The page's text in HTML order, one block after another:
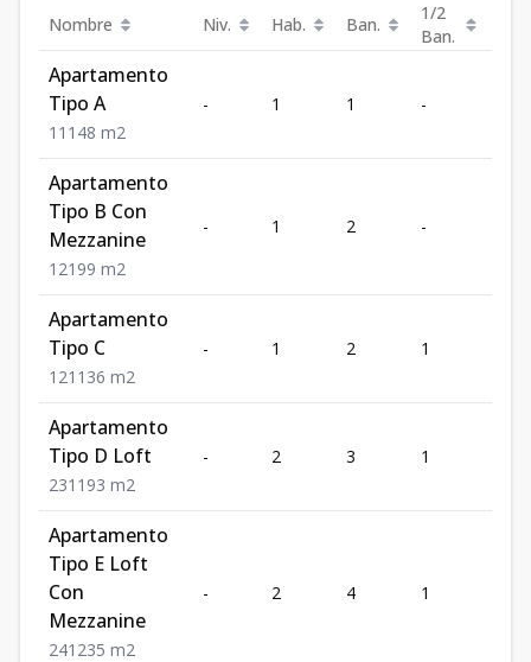
Nombre Niv. Hab. Ban.
1/2
Ban.
Apartamento
Tipo A
1 1 1 48 m2
- 1 1 -
Apartamento
Tipo B Con
Mezzanine
1 21 99 m2
- 1 2 -
Apartamento
Tipo C
1 21 136 m2
- 1 2 1
Apartamento
Tipo D Loft
231 193 m2
- 2 3 1
Apartamento
Tipo E Loft
Con
Mezzanine
241 235 m2
- 2 4 1